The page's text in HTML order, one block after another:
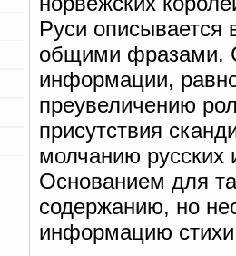
Руси описывается
общими фразами.
информации,
преувеличению
присутствия
молчанию русских
Основанием для
содержанию, но
информацию